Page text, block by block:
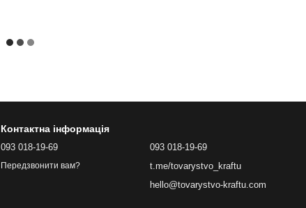
Контактна інформація
093 018-19-69
Передзвонити вам?
093 018-19-69
t.me/tovarystvo_kraftu
hello@tovarystvo-kraftu.com